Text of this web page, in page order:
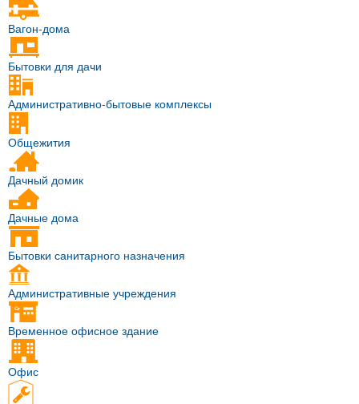
Вагон-дома
Бытовки для дачи
Административно-бытовые комплексы
Общежития
Дачный домик
Дачные дома
Бытовки санитарного назначения
Административные учреждения
Временное офисное здание
Офис